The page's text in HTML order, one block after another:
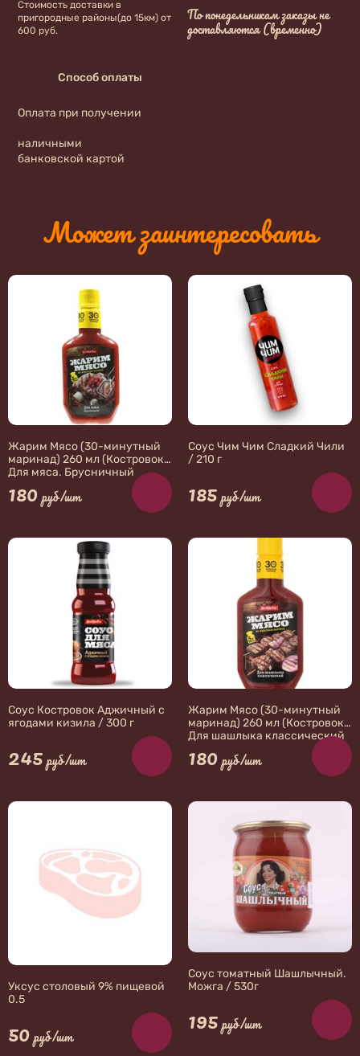
Стоимость доставки в
пригородные районы(до 15км) от
600 руб.
По понедельникам заказы не
доставляются (временно)
Способ оплаты
Оплата при получении
наличными
банковской картой
Может заинтересовать
Жарим Мясо (30-минутный
маринад) 260 мл (Костровок)
Для мяса. Брусничный
180 руб/шт
Соус Чим Чим Сладкий Чили
/ 210 г
185 руб/шт
Соус Костровок Аджичный с
ягодами кизила / 300 г
245 руб/шт
Жарим Мясо (30-минутный
маринад) 260 мл (Костровок)
Для шашлыка классический
180 руб/шт
Уксус столовый 9% пищевой
0.5
50 руб/шт
Соус томатный Шашлычный.
Можга / 530г
195 руб/шт